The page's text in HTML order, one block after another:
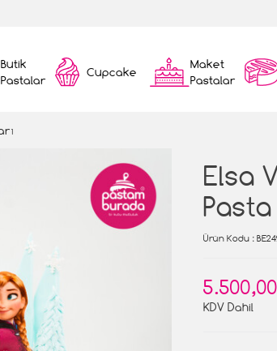
Butik
Pastalar
Cupcake
Maket
Pastalar
Elsa
Pasta
Ürün Kodu :
KDV Dahil